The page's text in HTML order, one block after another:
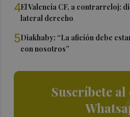
4El Valencia CF, a contrarreloj:
lateral derecho
5Diakhaby: “La afición debe
con nosotros”
Suscríbete al